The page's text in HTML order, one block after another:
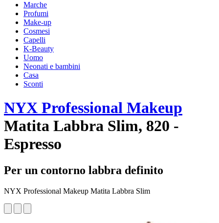
Marche
Profumi
Make-up
Cosmesi
Capelli
K-Beauty
Uomo
Neonati e bambini
Casa
Sconti
NYX Professional Makeup
Matita Labbra Slim, 820 -
Espresso
Per un contorno labbra definito
NYX Professional Makeup Matita Labbra Slim